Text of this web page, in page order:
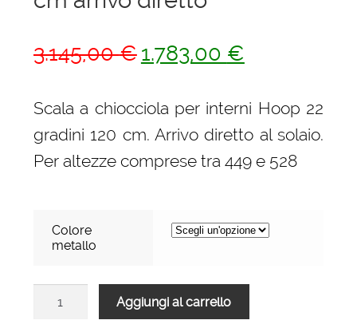
3.145,00€ Il
originale
era:
3.145,00 €.
1.783,00 €
attuale
è:
1.783,00 €.
Scala a chiocciola per interni Hoop 22
gradini 120 cm. Arrivo diretto al solaio.
Per altezze comprese tra 449 e 528
Colore
metallo
Aggiungi al carrello